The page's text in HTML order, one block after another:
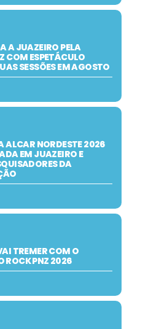
A JUAZEIRO PELA
COM ESPETÁCULO
SESSÕES EM AGOSTO
ALCAR NORDESTE 2026
EM JUAZEIRO E
DA
TREMER COM O
ROCK PNZ 2026